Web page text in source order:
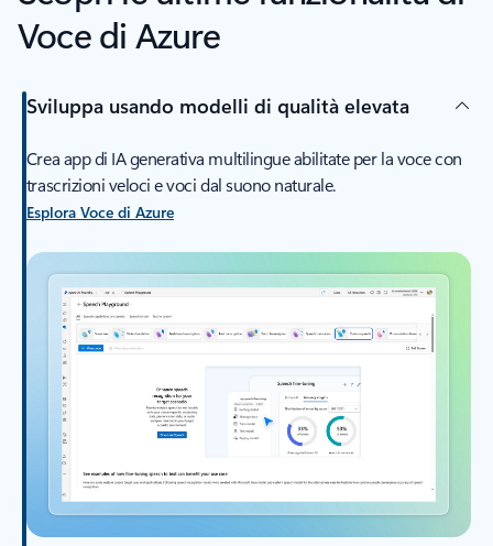
Voce di Azure
Sviluppa usando modelli di qualità elevata
Crea app di IA generativa multilingue abilitate per la voce con
trascrizioni veloci e voci dal suono naturale.
Esplora Voce di Azure